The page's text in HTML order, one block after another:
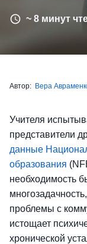
~ 8 минут
Автор: Вера
Учителя
представители
данные
образования
необходимость
проблемы с
истощает
хронической